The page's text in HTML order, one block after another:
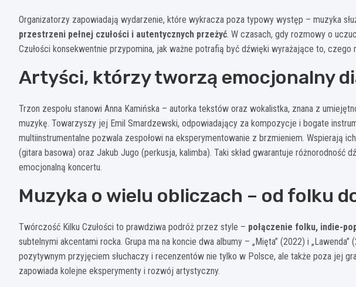
Organizatorzy zapowiadają wydarzenie, które wykracza poza typowy występ – muzyka
przestrzeni pełnej czułości i autentycznych przeżyć. W czasach, gdy rozmowy o
Czułości konsekwentnie przypomina, jak ważne potrafią być dźwięki wyrażające to, czego
Artyści, którzy tworzą emocjonalny
Trzon zespołu stanowi Anna Kamińska – autorka tekstów oraz wokalistka, znana z
muzykę. Towarzyszy jej Emil Smardzewski, odpowiadający za kompozycje i bogate
multiinstrumentalne pozwala zespołowi na eksperymentowanie z brzmieniem. Wspierają
(gitara basowa) oraz Jakub Jugo (perkusja, kalimba). Taki skład gwarantuje różnorodność
emocjonalną koncertu.
Muzyka o wielu obliczach – od folku
Twórczość Kilku Czułości to prawdziwa podróż przez style – połączenie folku, indie-
subtelnymi akcentami rocka. Grupa ma na koncie dwa albumy – „Mięta” (2022) i „Lawenda”
pozytywnym przyjęciem słuchaczy i recenzentów nie tylko w Polsce, ale także poza jej
zapowiada kolejne eksperymenty i rozwój artystyczny.